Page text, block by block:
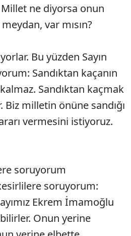
Millet ne diyorsa onun
var mısın?
Bu yüzden Sayın
Sandıktan kaçanın
Sandıktan kaçmak
milletin önüne sandığı
vermesini istiyoruz.
soruyorum
soruyorum:
Ekrem İmamoğlu
Onun yerine